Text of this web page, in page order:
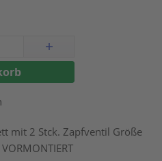
mit 2 Stck. Zapfventil Größe